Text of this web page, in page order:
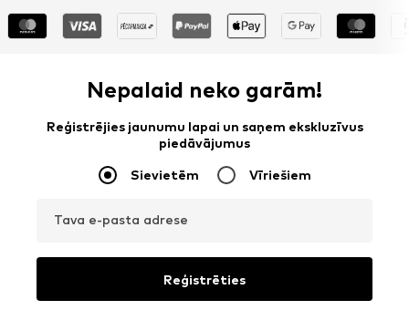
Nepalaid neko garām!
Reģistrējies jaunumu lapai un saņem ekskluzīvus
piedāvājumus
Sievietēm Vīriešiem
Tava e-pasta adrese
Reģistrēties